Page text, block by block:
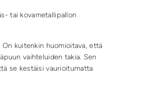
tai kovametallipallon
kuitenkin huomioitava, että
vaihteluiden takia. Sen
se kestäisi vaurioitumatta